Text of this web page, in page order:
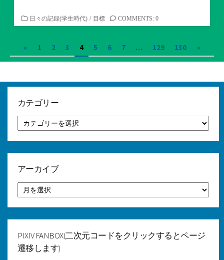
カ
テ
ー
日々の記録(学生時代) / 目標 COMMENTS: 0
稿
の
ペ
ー
ジ
送
り
« 1 2 3 4 5 6 7 … 129 130 »
カテゴリー
テ
ゴ
アーカイブ
ー
カ
PIXIV FANBOX(二次元コードをクリックするとページ
遷移します)